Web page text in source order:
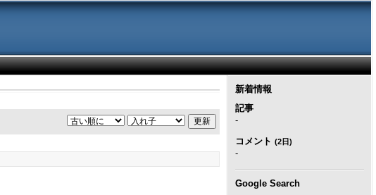
新着情報
記事
-
コメント (2日)
-
Google Search